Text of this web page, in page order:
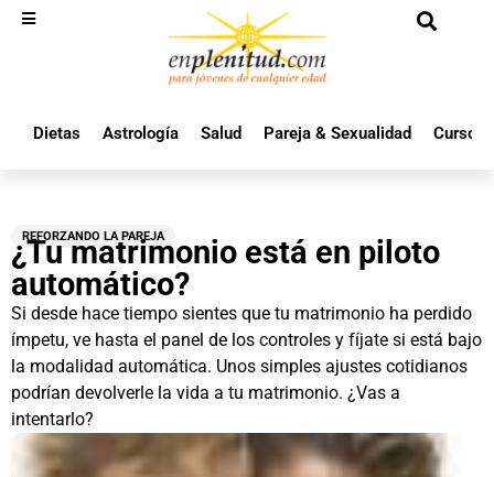
Dietas Astrología Salud Pareja & Sexualidad Cursos
REFORZANDO LA PAREJA
¿Tu matrimonio está en piloto
automático?
Si desde hace tiempo sientes que tu matrimonio ha perdido
ímpetu, ve hasta el panel de los controles y fíjate si está bajo
la modalidad automática. Unos simples ajustes cotidianos
podrían devolverle la vida a tu matrimonio. ¿Vas a
intentarlo?